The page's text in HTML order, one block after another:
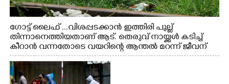
ഗോട്ട് ലൈഫ് ...വിശപ്പടക്കാൻ ഇത്തിരി പുല്ല്
തിന്നാനെത്തിയതാണ് ആട്. തെരുവ് നായ്ക്കൾ കടിച്ച്
കീറാൻ വന്നതോടെ വയറിന്റെ ആന്തൽ മറന്ന് ജീവന്
വേണ്ടിയായി ഓട്ടം. എറണാകുളം വാത്തുരുത്തിയിൽ
നിന്നുള്ള കാഴ്ച